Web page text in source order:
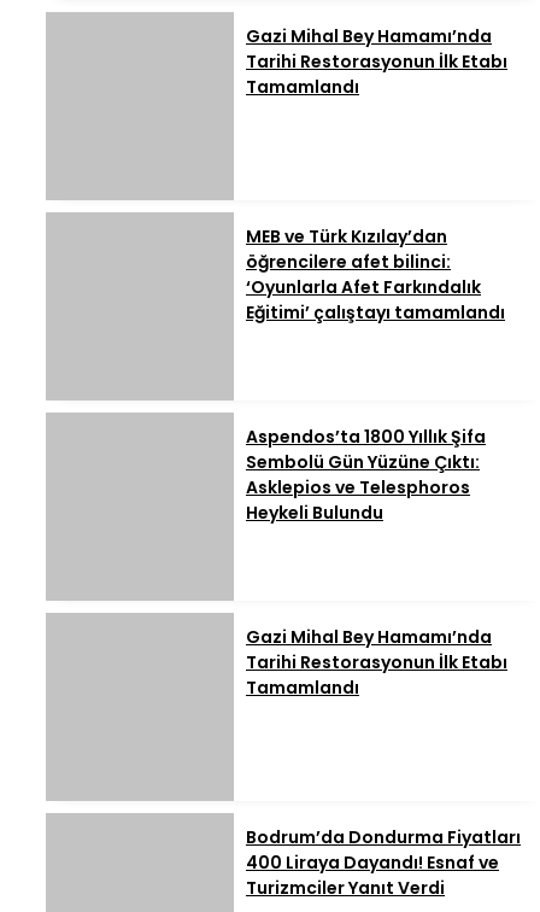
Gazi Mihal Bey Hamamı’nda
Tarihi Restorasyonun İlk Etabı
Tamamlandı
MEB ve Türk Kızılay’dan
öğrencilere afet bilinci:
‘Oyunlarla Afet Farkındalık
Eğitimi’ çalıştayı tamamlandı
Aspendos’ta 1800 Yıllık Şifa
Sembolü Gün Yüzüne Çıktı:
Asklepios ve Telesphoros
Heykeli Bulundu
Gazi Mihal Bey Hamamı’nda
Tarihi Restorasyonun İlk Etabı
Tamamlandı
Bodrum’da Dondurma Fiyatları
400 Liraya Dayandı! Esnaf ve
Turizmciler Yanıt Verdi